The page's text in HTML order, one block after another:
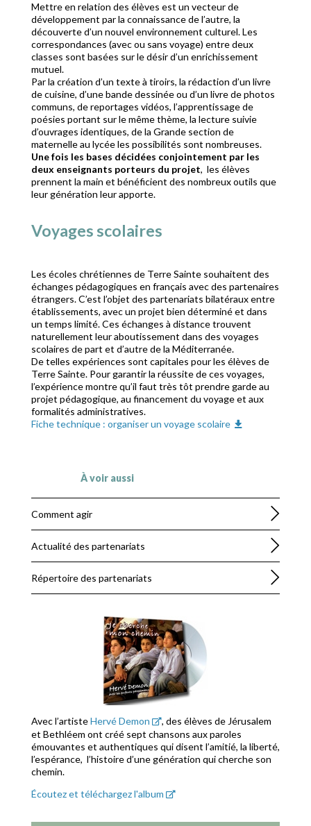
Mettre en relation des élèves est un vecteur de
développement par la connaissance de l’autre, la
découverte d’un nouvel environnement culturel. Les
correspondances (avec ou sans voyage) entre deux
classes sont basées sur le désir d’un enrichissement
mutuel.
Par la création d’un texte à tiroirs, la rédaction d’un livre
de cuisine, d’une bande dessinée ou d’un livre de photos
communs, de reportages vidéos, l’apprentissage de
poésies portant sur le même thème, la lecture suivie
d’ouvrages identiques, de la Grande section de
maternelle au lycée les possibilités sont nombreuses.
Une fois les bases décidées conjointement par les
deux enseignants porteurs du projet, les élèves
prennent la main et bénéficient des nombreux outils que
leur génération leur apporte.
Voyages scolaires
Les écoles chrétiennes de Terre Sainte souhaitent des
échanges pédagogiques en français avec des partenaires
étrangers. C’est l’objet des partenariats bilatéraux entre
établissements, avec un projet bien déterminé et dans
un temps limité. Ces échanges à distance trouvent
naturellement leur aboutissement dans des voyages
scolaires de part et d’autre de la Méditerranée.
De telles expériences sont capitales pour les élèves de
Terre Sainte. Pour garantir la réussite de ces voyages,
l’expérience montre qu’il faut très tôt prendre garde au
projet pédagogique, au financement du voyage et aux
formalités administratives.
Fiche technique : organiser un voyage scolaire
À voir aussi
Comment agir
Actualité des partenariats
Répertoire des partenariats
Avec l’artisteHervé Demon
, des élèves de Jérusalem
et Bethléem ont créé sept chansons aux paroles
émouvantes et authentiques qui disent l’amitié, la liberté,
l’espérance, l’histoire d’une génération qui cherche son
chemin.
Écoutez et téléchargez l'album